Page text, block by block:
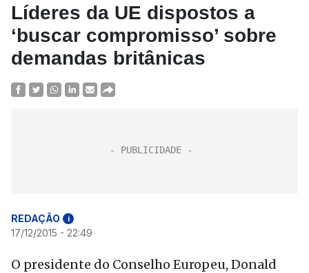
Líderes da UE dispostos a
‘buscar compromisso’ sobre
demandas britânicas
REDAÇÃO i
17/12/2015 - 22:49
O presidente do Conselho Europeu, Donald